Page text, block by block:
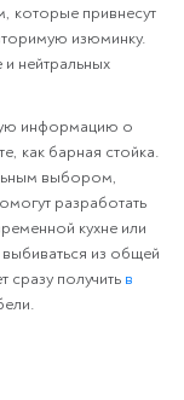
которые привнесут
изюминку.
нейтральных
информацию о
как барная стойка.
выбором,
разработать
кухне или
из общей
сразу получить в